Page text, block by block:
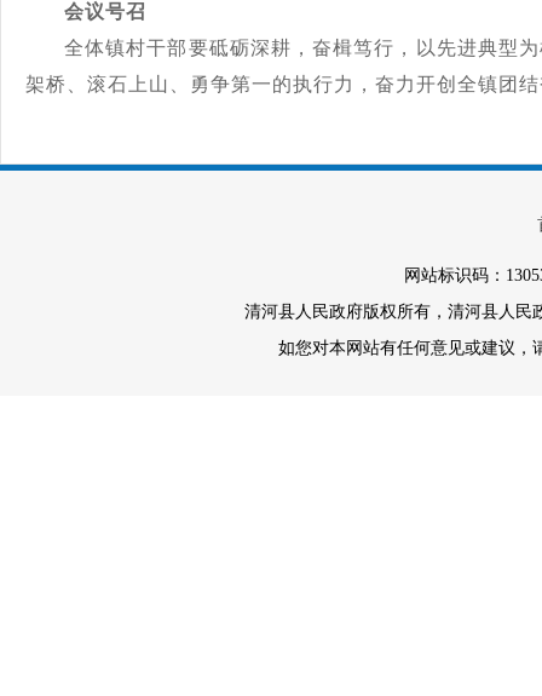
会议号召
全体镇村干部要砥砺深耕，奋楫笃行，以先进典型
架桥、滚石上山、勇争第一的执行力，奋力开创全镇团
网站标识码：
清河县人民政府版权所有，清河县人
如您对本网站有任何意见或建议，